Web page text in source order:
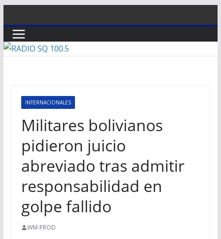
al
contenido
INTERNACIONALES
Militares bolivianos
pidieron juicio
abreviado tras admitir
responsabilidad en
golpe fallido
WM-PROD